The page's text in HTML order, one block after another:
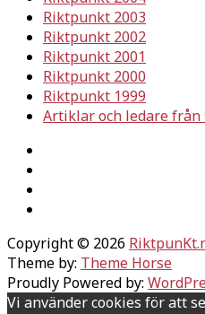
Riktpunkt 2003
Riktpunkt 2002
Riktpunkt 2001
Riktpunkt 2000
Riktpunkt 1999
Artiklar och ledare
Copyright © 2026
Theme by: Theme Horse
Proudly Powered by:
Vi använder cookies för att